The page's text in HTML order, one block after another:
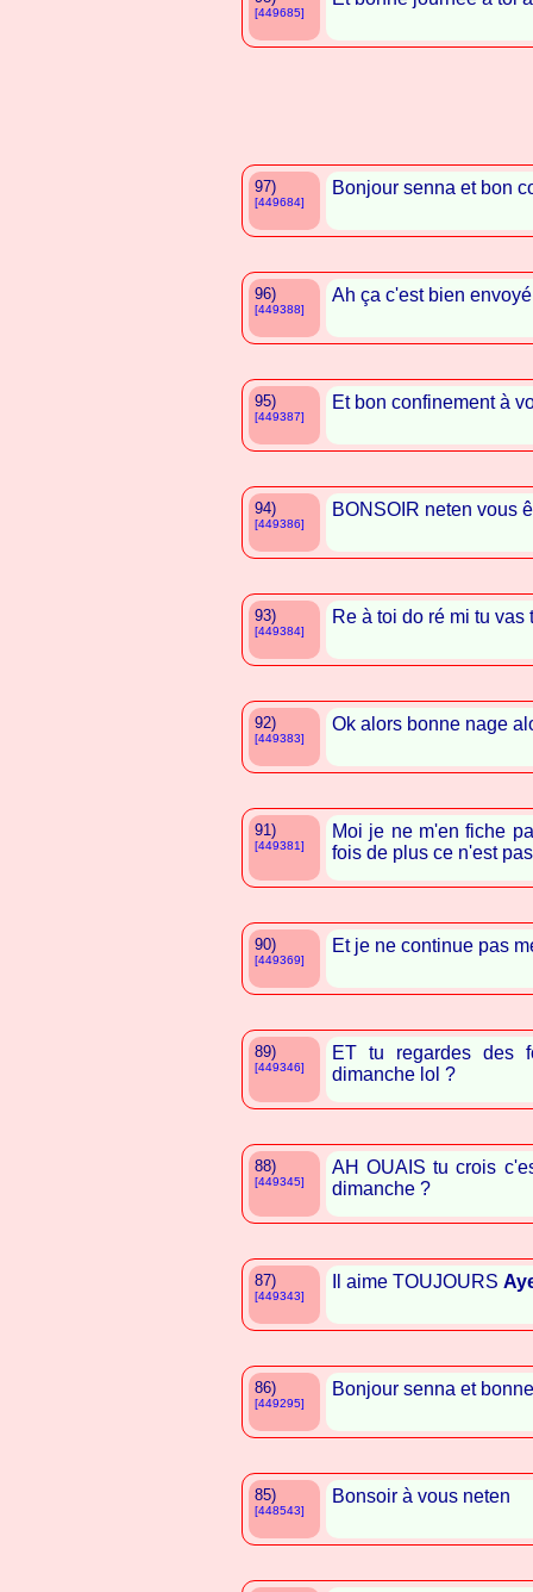
[449685]
97)
[449684]
Bonjour senna et bon
96)
[449388]
Ah ça c'est bien
95)
[449387]
Et bon confinement à
94)
[449386]
BONSOIR neten vous
93)
[449384]
Re à toi do ré mi tu vas
92)
[449383]
Ok alors bonne nage
91)
[449381]
Moi je ne m'en fiche
fois de plus ce n'est
90)
[449369]
Et je ne continue pas
89)
[449346]
ET tu regardes des
dimanche lol ?
88)
[449345]
AH OUAIS tu crois
dimanche ?
87)
[449343]
Il aime TOUJOURS
86)
[449295]
Bonjour senna et
85)
[448543]
Bonsoir à vous neten